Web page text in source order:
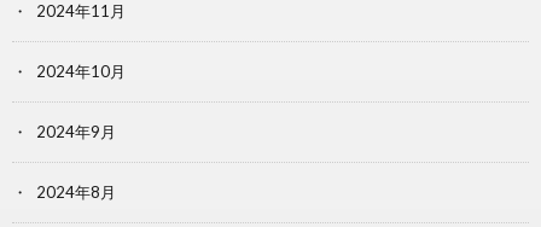
2024年11月
2024年10月
2024年9月
2024年8月